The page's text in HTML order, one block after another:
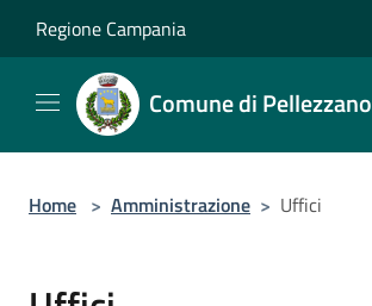
Regione Campania
Comune di Pellezzano
Home > Amministrazione > Uffici